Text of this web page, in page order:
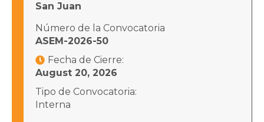
San Juan
Número de la Convocatoria
ASEM-2026-50
 Fecha de Cierre:
August 20, 2026
Tipo de Convocatoria:
Interna